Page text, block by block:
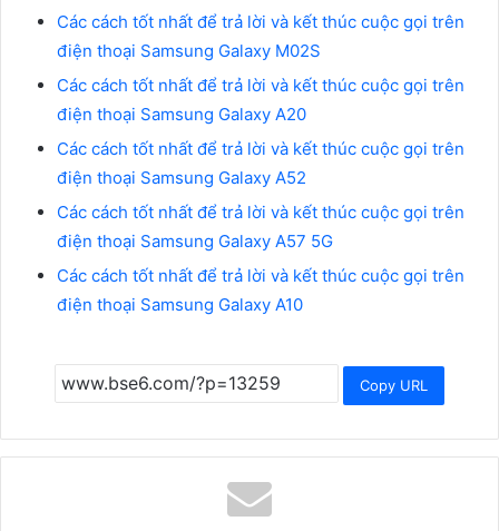
Các cách tốt nhất để trả lời và kết thúc cuộc gọi trên
điện thoại Samsung Galaxy M02S
Các cách tốt nhất để trả lời và kết thúc cuộc gọi trên
điện thoại Samsung Galaxy A20
Các cách tốt nhất để trả lời và kết thúc cuộc gọi trên
điện thoại Samsung Galaxy A52
Các cách tốt nhất để trả lời và kết thúc cuộc gọi trên
điện thoại Samsung Galaxy A57 5G
Các cách tốt nhất để trả lời và kết thúc cuộc gọi trên
điện thoại Samsung Galaxy A10
Copy URL